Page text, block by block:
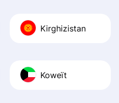
Kirghizistan
Koweït